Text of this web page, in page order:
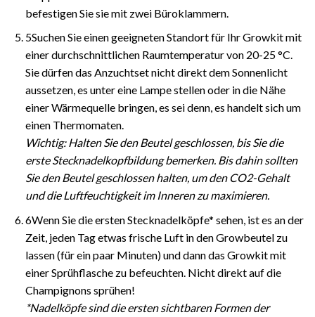
befestigen Sie sie mit zwei Büroklammern.
5Suchen Sie einen geeigneten Standort für Ihr Growkit mit
einer durchschnittlichen Raumtemperatur von 20-25 °C.
Sie dürfen das Anzuchtset nicht direkt dem Sonnenlicht
aussetzen, es unter eine Lampe stellen oder in die Nähe
einer Wärmequelle bringen, es sei denn, es handelt sich um
einen Thermomaten.
Wichtig: Halten Sie den Beutel geschlossen, bis Sie die
erste Stecknadelkopfbildung bemerken. Bis dahin sollten
Sie den Beutel geschlossen halten, um den CO2-Gehalt
und die Luftfeuchtigkeit im Inneren zu maximieren.
6Wenn Sie die ersten Stecknadelköpfe* sehen, ist es an der
Zeit, jeden Tag etwas frische Luft in den Growbeutel zu
lassen (für ein paar Minuten) und dann das Growkit mit
einer Sprühflasche zu befeuchten. Nicht direkt auf die
Champignons sprühen!
*Nadelköpfe sind die ersten sichtbaren Formen der